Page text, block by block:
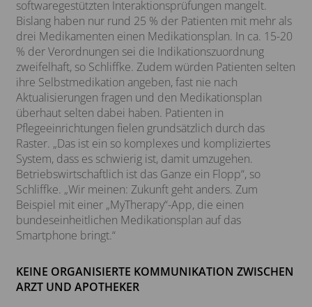
softwaregestützten Interaktionsprüfungen mangelt.
Bislang haben nur rund 25 % der Patienten mit mehr als
drei Medikamenten einen Medikationsplan. In ca. 15-20
% der Verordnungen sei die Indikationszuordnung
zweifelhaft, so Schliffke. Zudem würden Patienten selten
ihre Selbstmedikation angeben, fast nie nach
Aktualisierungen fragen und den Medikationsplan
überhaut selten dabei haben. Patienten in
Pflegeeinrichtungen fielen grundsätzlich durch das
Raster. „Das ist ein so komplexes und kompliziertes
System, dass es schwierig ist, damit umzugehen.
Betriebswirtschaftlich ist das Ganze ein Flopp“, so
Schliffke. „Wir meinen: Zukunft geht anders. Zum
Beispiel mit einer „MyTherapy“-App, die einen
bundeseinheitlichen Medikationsplan auf das
Smartphone bringt.“
KEINE ORGANISIERTE KOMMUNIKATION ZWISCHEN
ARZT UND APOTHEKER